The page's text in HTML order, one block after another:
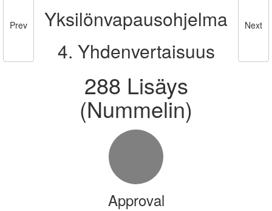
Prev
Yksilönvapausohjelma
4. Yhdenvertaisuus
288 Lisäys
(Nummelin)
Next
Approval